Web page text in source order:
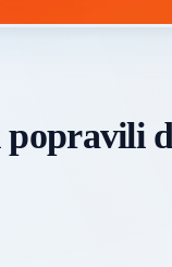
popravili